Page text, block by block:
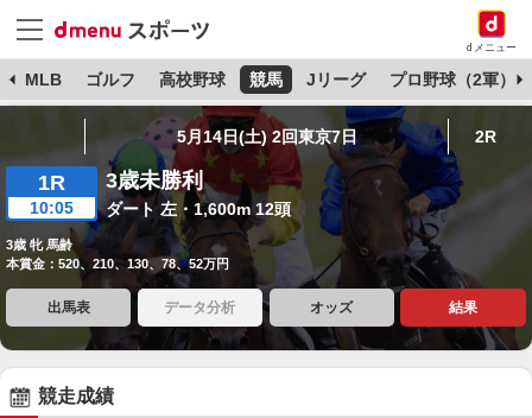
dメニュー
MLB ゴルフ 高校野球 競馬 Jリーグ プロ野球（2軍）
5月14日(土) 2回東京7日 2R
1R
10:05
3歳未勝利
ダート 左・1,600m 12頭
3歳 牝 馬齢
本賞金：520、210、130、78、52万円
出馬表 データ分析 オッズ 結果
競走成績